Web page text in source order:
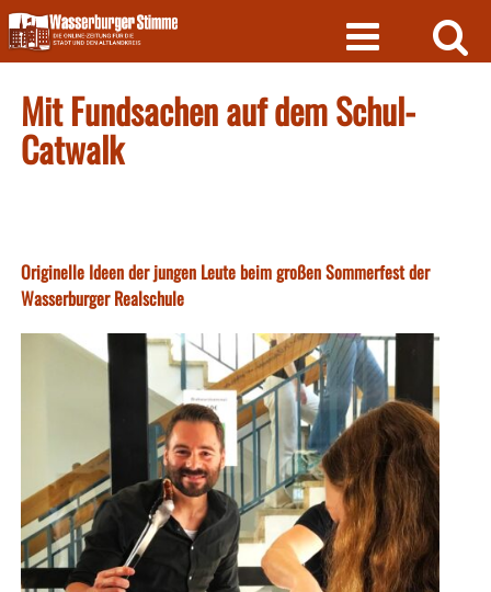
Skip
to
content
Mit Fundsachen auf dem Schul-
Catwalk
Originelle Ideen der jungen Leute beim großen Sommerfest der
Wasserburger Realschule